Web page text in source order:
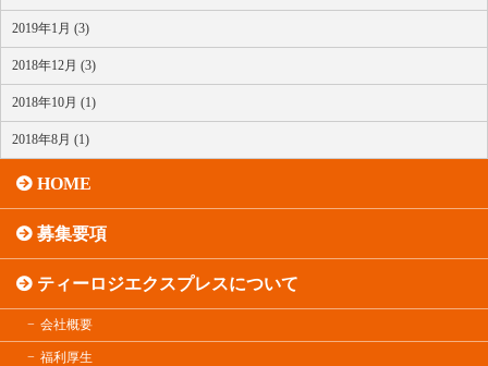
2019年1月 (3)
2018年12月 (3)
2018年10月 (1)
2018年8月 (1)
HOME
募集要項
ティーロジエクスプレスについて
会社概要
福利厚生